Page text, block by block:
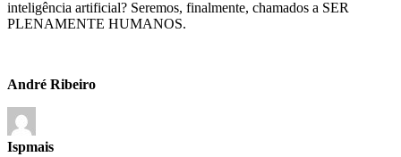
inteligência artificial? Seremos, finalmente, chamados a SER
PLENAMENTE HUMANOS.
André Ribeiro
Ispmais